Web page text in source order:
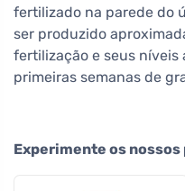
fertilizado na parede do
ser produzido
fertilização e seus
primeiras semanas de
Experimente os